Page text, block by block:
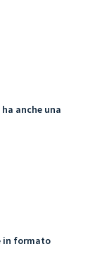
anche una
in formato